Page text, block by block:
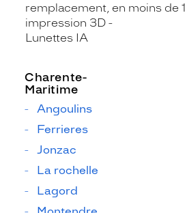
remplacement, en moins de
impression 3D
Lunettes IA
Charente-
Maritime
Angoulins
Ferrieres
Jonzac
La rochelle
Lagord